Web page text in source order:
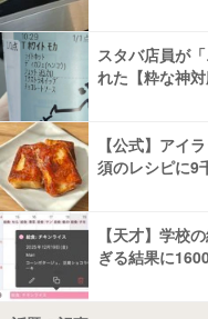
スタバ店員が
れた【粋な神
【公式】アイ
須のレシピに9
【天才】学校
ぎる結果に